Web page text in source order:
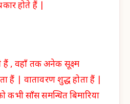
होते हैं |
, वहाँ तक अनेक सूक्ष्म
हैं | वातावरण शुद्ध होता हैं |
साँस समन्धित बिमारिया